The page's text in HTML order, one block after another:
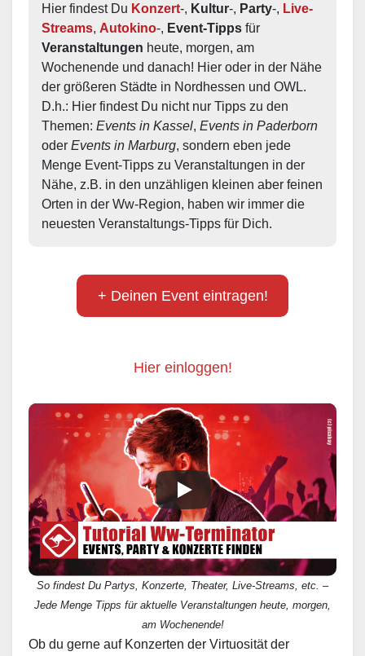
Hier findest Du Konzert-, Kultur-, Party-, Live-
Streams, Autokino-, Event-Tipps
Veranstaltungen heute, morgen, am
Wochenende und danach! Hier oder in der Nähe
der größeren Städte in Nordhessen und OWL.
D.h.: Hier findest Du nicht nur Tipps zu den
Themen: Events in Kassel, Events in Paderborn
oder Events in Marburg, sondern eben jede
Menge Event-Tipps zu Veranstaltungen in der
Nähe, z.B. in den unzähligen kleinen aber feinen
Orten in der Ww-Region, haben wir immer die
neuesten Veranstaltungs-Tipps für Dich.
+ Deinen Event eintragen!
Hier einloggen!
So findest Du Partys, Konzerte, Theater, Live-Streams, etc. –
Jede Menge Tipps für aktuelle Veranstaltungen heute, morgen,
am Wochenende!
Ob du gerne auf Konzerten der Virtuosität der